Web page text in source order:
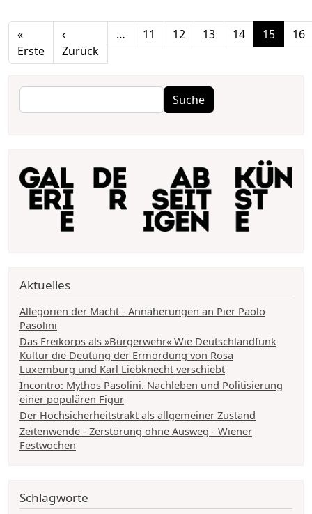
Seitennummerierung
«
ErsteErste Seite
‹
Zurück Vorherige Seite
… 11 12 13 14 15 16
Suche Suche
Aktuelles
Allegorien der Macht - Annäherungen an Pier Paolo
Pasolini
Das Freikorps als »Bürgerwehr« Wie Deutschlandfunk
Kultur die Deutung der Ermordung von Rosa
Luxemburg und Karl Liebknecht verschiebt
Incontro: Mythos Pasolini. Nachleben und Politisierung
einer populären Figur
Der Hochsicherheitstrakt als allgemeiner Zustand
Zeitenwende - Zerstörung ohne Ausweg - Wiener
Festwochen
Schlagworte